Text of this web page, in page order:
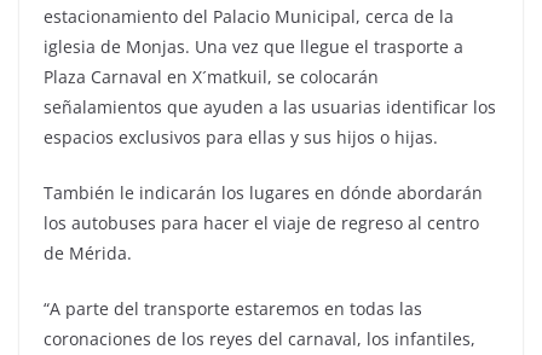
estacionamiento del Palacio Municipal, cerca de la
iglesia de Monjas. Una vez que llegue el trasporte a
Plaza Carnaval en X´matkuil, se colocarán
señalamientos que ayuden a las usuarias identificar los
espacios exclusivos para ellas y sus hijos o hijas.
También le indicarán los lugares en dónde abordarán
los autobuses para hacer el viaje de regreso al centro
de Mérida.
“A parte del transporte estaremos en todas las
coronaciones de los reyes del carnaval, los infantiles,